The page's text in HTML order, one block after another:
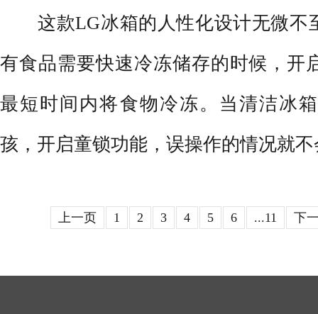
这款LG冰箱的人性化设计无微不
有食品需要快速冷冻储存的时候，开
最短时间内将食物冷冻。当清洁冰
孩，开启童锁功能，误操作的情况就
上一页 1 2 3 4 5 6 ...11 下